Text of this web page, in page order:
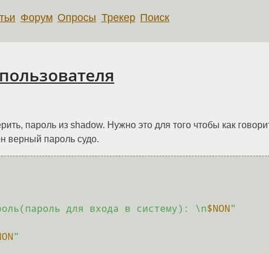
Форум Опросы Трекер Поиск
пароль из shadow. Нужно это для того чтобы как
верный пароль судо.
для входа в систему): \n$NON "
"